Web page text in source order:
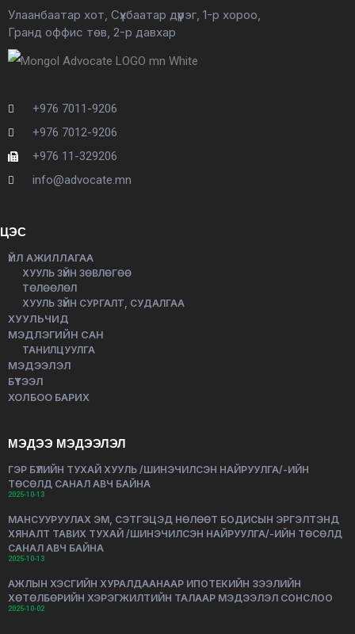
Улаанбаатар хот, Сүхбаатар дүүрэг, 1-р хороо,
Гранд оффис төв, 2-р давхар
+976 7011-9206
+976 7012-9206
+976 11-329206
info@advocate.mn
ЦЭС
ҮЙЛ АЖИЛЛАГАА
ХУУЛЬ ЗҮЙН ЗӨВЛӨГӨӨ
ТӨЛӨӨЛӨЛ
ХУУЛЬ ЗҮЙН СУРГАЛТ, СУДАЛГАА
ХУУЛЬЧИД
МЭДЛЭГИЙН САН
ТАНИЛЦУУЛГА
МЭДЭЭЛЭЛ
БҮТЭЭЛ
ХОЛБОО БАРИХ
МЭДЭЭ МЭДЭЭЛЭЛ
ГЭР БҮЛИЙН ТУХАЙ ХУУЛЬ /ШИНЭЧИЛСЭН НАЙРУУЛГА/-ИЙН
ТӨСӨЛД САНАЛ АВЧ БАЙНА
2025-10-13
МАНСУУРУУЛАХ ЭМ, СЭТГЭЦЭД НӨЛӨӨТ БОДИСЫН ЭРГЭЛТЭНД
ХЯНАЛТ ТАВИХ ТУХАЙ /ШИНЭЧИЛСЭН НАЙРУУЛГА/-ИЙН ТӨСӨЛД
САНАЛ АВЧ БАЙНА
2025-10-13
АЖЛЫН ХЭСГИЙН ХУРАЛДААНААР ИПОТЕКИЙН ЗЭЭЛИЙН
ХӨТӨЛБӨРИЙН ХЭРЭГЖИЛТИЙН ТАЛААР МЭДЭЭЛЭЛ СОНСЛОО
2025-10-02